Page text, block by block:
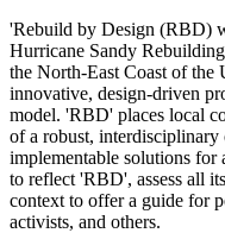
'Rebuild by Design (RBD)
Hurricane Sandy
the North-East Coast of the
innovative, design-driven
model. 'RBD' places local
of a robust, interdisciplinary
implementable solutions for
to reflect 'RBD', assess all
context to offer a guide for
activists, and others.